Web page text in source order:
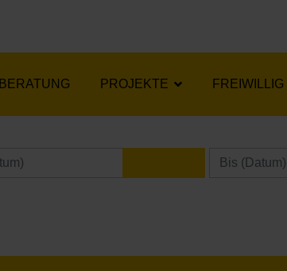
BERATUNG PROJEKTE FREIWILLIG
KALENDER ÖFFNEN